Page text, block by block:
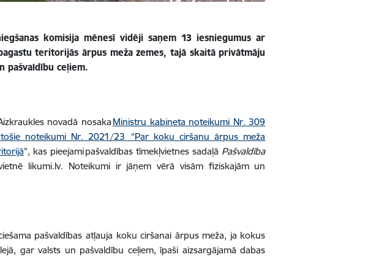
komisija mēnesī vidēji saņem 13 iesniegumus ar
teritorijās ārpus meža zemes, tajā skaitā privātmāju
pašvaldību ceļiem.
novadā nosaka Ministru kabineta noteikumi Nr. 309
noteikumi Nr. 2021/23 “Par koku ciršanu ārpus meža
”, kas pieejami pašvaldības tīmekļvietnes sadaļā Pašvaldība
likumi.lv. Noteikumi ir jāņem vērā visām fiziskajām un
pašvaldības atļauja koku ciršanai ārpus meža, ja kokus
gar valsts un pašvaldību ceļiem, īpaši aizsargājamā dabas